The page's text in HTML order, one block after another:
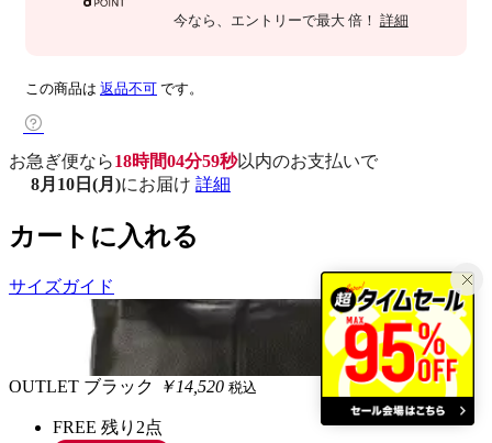
今なら 、エントリーで最大 倍！ 詳細
この商品は 返品不可 です。
お急ぎ便なら18時間04分58秒以内のお支払いで
8月10日(月)にお届け 詳細
カートに入れる
サイズガイド
OUTLET ブラック ￥14,520 税込
FREE 残り2点